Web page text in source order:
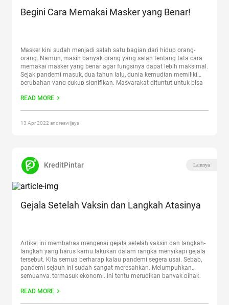
Begini Cara Memakai Masker yang Benar!
Masker kini sudah menjadi salah satu bagian dari hidup orang-
orang. Namun, masih banyak orang yang salah tentang tata cara
memakai masker yang benar agar fungsinya dapat lebih maksimal.
Sejak pandemi masuk, dua tahun lalu, dunia kemudian memiliki
perubahan yang cukup signifikan. Masyarakat dituntut untuk bisa
awalnya, masyarakat susah
READ MORE
13 Apr 2022 andreawijaya
KreditPintar Lainnya
Gejala Setelah Vaksin dan Langkah Atasinya
Artikel ini membahas mengenai gejala setelah vaksin dan langkah-
langkah yang harus kamu lakukan dalam rangka menyikapi gejala
tersebut. Kita semua berharap kalau pandemi segera usai. Sebab,
pandemi sejauh ini sudah sangat meresahkan. Melumpuhkan
semuanya, termasuk ekonomi. Ini tentu merugikan banyak pihak.
Indonesia juga harus kita dukung sebagai
READ MORE